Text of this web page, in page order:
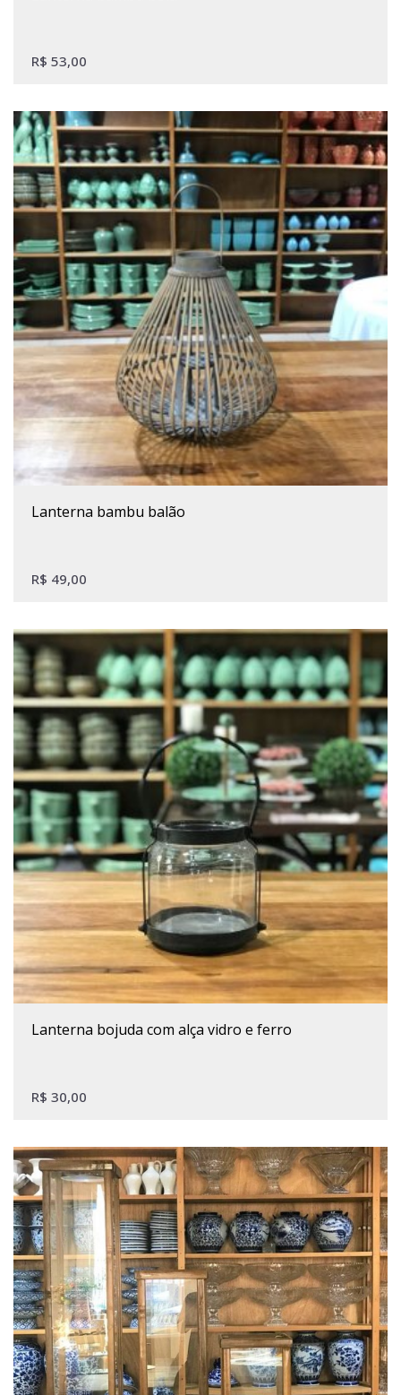
R$ 53,00
lanterna bambu balão
R$ 49,00
lanterna bojuda com alça vidro e ferro
R$ 30,00